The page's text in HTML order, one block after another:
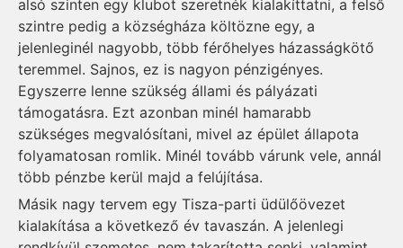
alsó szinten egy klubot szeretnék kialakíttatni, a felső
szintre pedig a községháza költözne egy, a
jelenleginél nagyobb, több férőhelyes házasságkötő
teremmel. Sajnos, ez is nagyon pénzigényes.
Egyszerre lenne szükség állami és pályázati
támogatásra. Ezt azonban minél hamarabb
szükséges megvalósítani, mivel az épület állapota
folyamatosan romlik. Minél tovább várunk vele, annál
több pénzbe kerül majd a felújítása.
Másik nagy tervem egy Tisza-parti üdülőövezet
kialakítása a következő év tavaszán. A jelenlegi